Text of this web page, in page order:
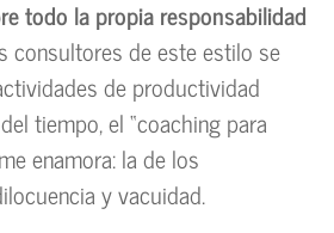
todo la propia responsabilidad
consultores de este estilo se
de productividad
tiempo, el “coaching para
enamora: la de los
y vacuidad.